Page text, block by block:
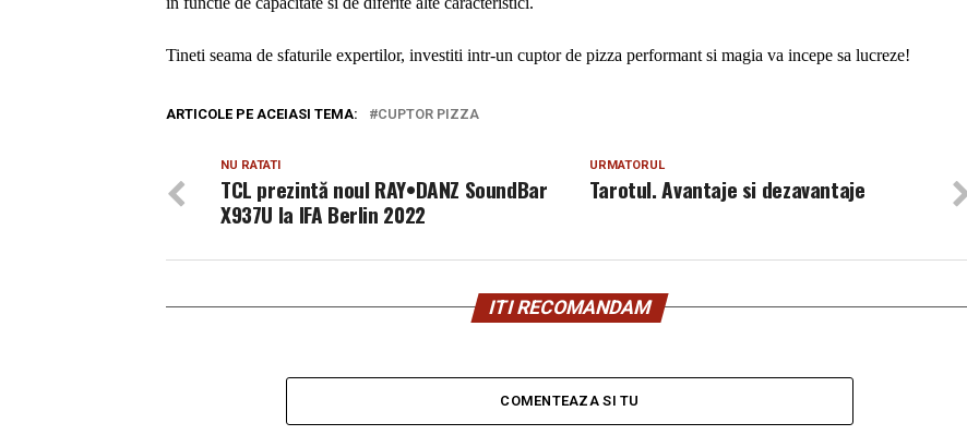
Tineti seama de sfaturile expertilor, investiti intr-un cuptor de pizza performant si magia va incepe sa lucreze!
ARTICOLE PE ACEIASI TEMA: CUPTOR PIZZA
URMATORUL
Tarotul. Avantaje si dezavantaje
NU RATATI
TCL prezintă noul RAY•DANZ SoundBar
X937U la IFA Berlin 2022
ITI RECOMANDAM
COMENTEAZA SI TU